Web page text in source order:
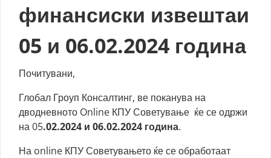
финансиски извештаи
05 и 06.02.2024 година
Почитувани,
Глобал Гроуп Консалтинг, ве поканува на
дводневното Online КПУ Советување ќе се одржи
на 05.02.2024 и 06.02.2024 година.
На online КПУ Советувањето ќе се обработаат